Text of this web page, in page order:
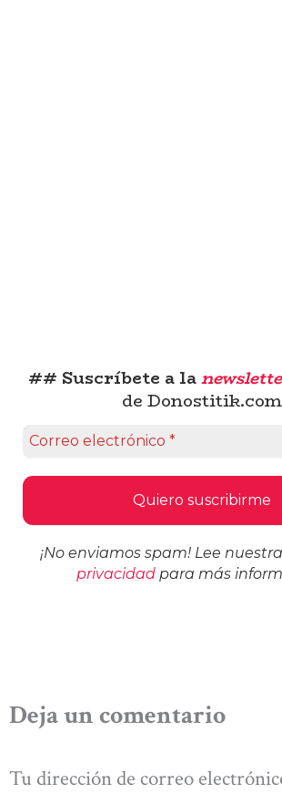
## Suscríbete a la
de Donostitik.com
¡No enviamos spam! Lee nuestra
privacidad para más
Deja un comentario
Tu dirección de correo